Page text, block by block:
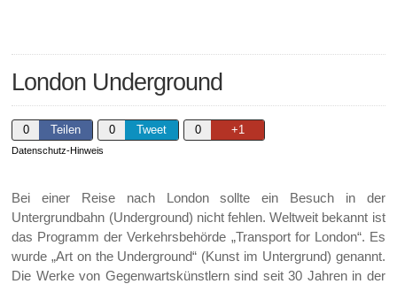
London Underground
0 Teilen 0 Tweet 0 +1
Datenschutz-Hinweis
Bei einer Reise nach London sollte ein Besuch in der
Untergrundbahn (Underground) nicht fehlen. Weltweit bekannt ist
das Programm der Verkehrsbehörde „Transport for London“. Es
wurde „Art on the Underground“ (Kunst im Untergrund) genannt.
Die Werke von Gegenwartskünstlern sind seit 30 Jahren in der